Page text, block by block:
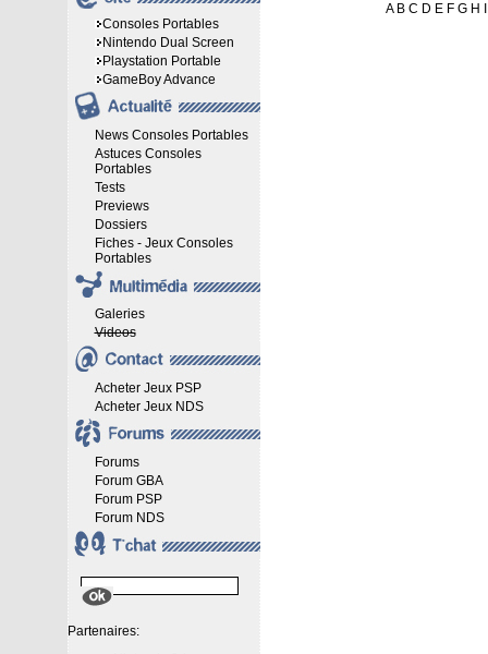
Consoles Portables
Nintendo Dual Screen
Playstation Portable
GameBoy Advance
News Consoles Portables
Astuces Consoles
Portables
Tests
Previews
Dossiers
Fiches - Jeux Consoles
Portables
Galeries
Videos
Acheter Jeux PSP
Acheter Jeux NDS
Forums
Forum GBA
Forum PSP
Forum NDS
Partenaires:
A B C D E F G H